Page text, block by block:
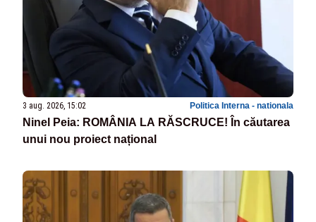
3 aug. 2026, 15:02 Politica Interna - nationala
Ninel Peia: ROMÂNIA LA RĂSCRUCE! În căutarea
unui nou proiect național